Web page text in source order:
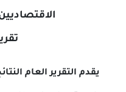
الاقتصاديين
تقرير اللجنة
التقرير العام النتائج